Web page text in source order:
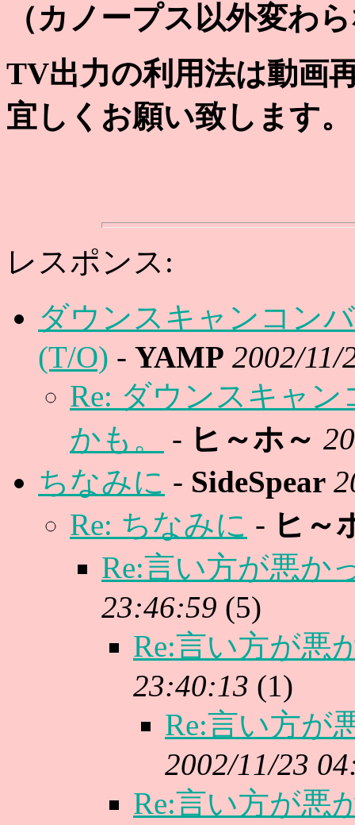
（カノープス以外変わ
TV出力の利用法は動画
宜しくお願い致します。
レスポンス:
ダウンスキャンコン
(T/O) - YAMP 2002/11/
Re: ダウンスキャ
かも。
- ヒ～ホ～
ちなみに - SideSpear
Re: ちなみに - ヒ～
Re:言い方が悪か
23:46:59 (5)
Re:言い方が悪
23:40:13 (1)
Re:言い方が
2002/11/23
Re:言い方が悪